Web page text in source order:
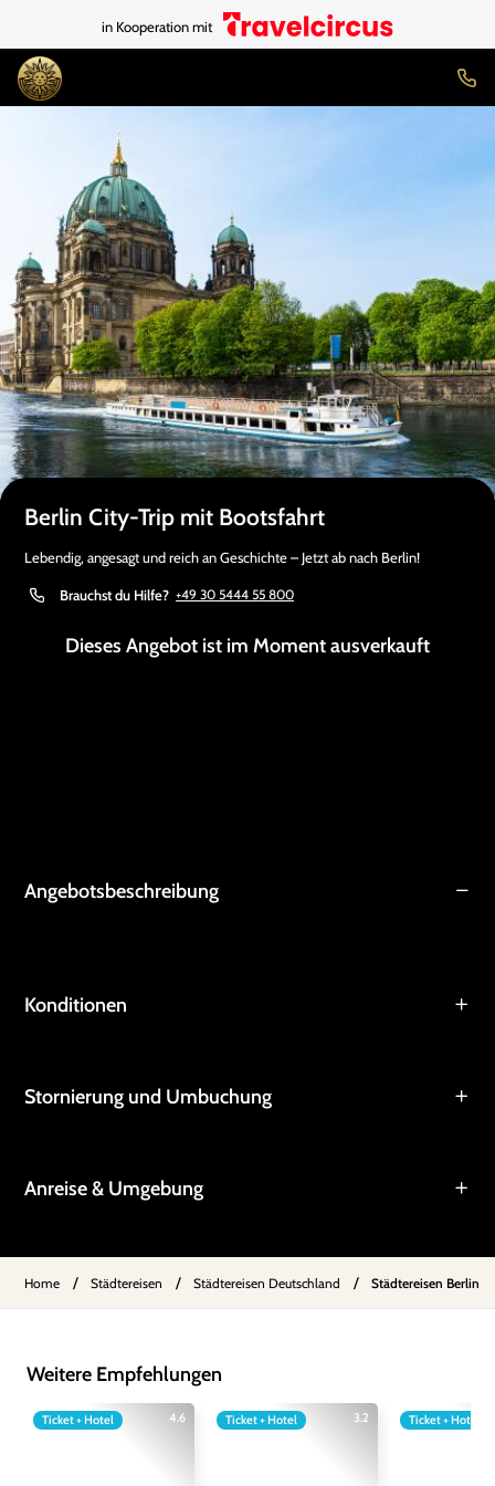
in Kooperation mit
Berlin City-Trip mit Bootsfahrt
Lebendig, angesagt und reich an Geschichte – Jetzt ab nach Berlin!
Brauchst du Hilfe? +49 30 5444 55 800
Dieses Angebot ist im Moment ausverkauft
Angebotsbeschreibung
Konditionen
Stornierung und Umbuchung
Anreise & Umgebung
Home / Städtereisen / Städtereisen Deutschland / Städtereisen Berlin
Weitere Empfehlungen
4.6
Ticket + Hotel 3.2
Ticket + Hotel Ticket + Hotel